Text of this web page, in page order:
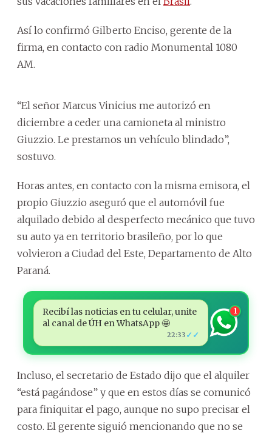
Así lo confirmó Gilberto Enciso, gerente de la
firma, en contacto con radio Monumental 1080
AM.
“El señor Marcus Vinicius me autorizó en
diciembre a ceder una camioneta al ministro
Giuzzio. Le prestamos un vehículo blindado”,
sostuvo.
Horas antes, en contacto con la misma emisora, el
propio Giuzzio aseguró que el automóvil fue
alquilado debido al desperfecto mecánico que tuvo
su auto ya en territorio brasileño, por lo que
volvieron a Ciudad del Este, Departamento de Alto
Paraná.
Recibí las noticias en tu celular, unite
al canal de ÚH en WhatsApp 🤩
22:33 ✓✓
1
Incluso, el secretario de Estado dijo que el alquiler
“está pagándose” y que en estos días se comunicó
para finiquitar el pago, aunque no supo precisar el
costo. El gerente siguió mencionando que no se